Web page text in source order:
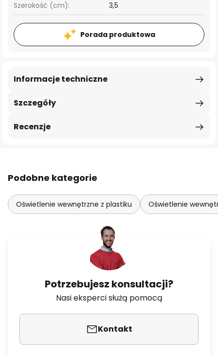
Szerokość (cm): 3,5
Porada produktowa
Szczegóły
Informacje techniczne
Recenzje
Podobne kategorie
Oświetlenie wewnętrzne z plastiku Oświetlenie
Potrzebujesz konsultacji?
Nasi eksperci służą pomocą
Kontakt